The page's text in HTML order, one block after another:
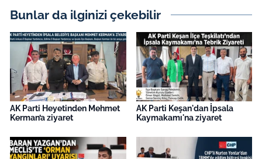
Bunlar da ilginizi çekebilir
AK Parti Heyetinden Mehmet
Kerman’a ziyaret
AK Parti Keşan'dan İpsala
Kaymakamı'na ziyaret